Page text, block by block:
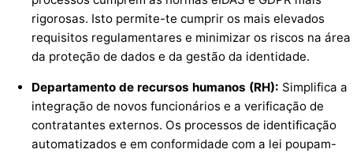
rigorosas. Isto permite-te cumprir os mais elevados
requisitos regulamentares e minimizar os riscos na área
da proteção de dados e da gestão da identidade.
Departamento de recursos humanos (RH): Simplifica a
integração de novos funcionários e a verificação de
contratantes externos. Os processos de identificação
automatizados e em conformidade com a lei poupam-